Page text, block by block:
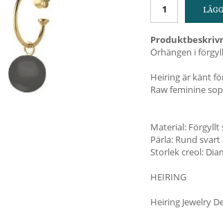
Örhängen i
Heiring är känt
Raw feminine
Material: Förgyllt
Pärla: Rund
Storlek creol:
HEIRING
Heiring Jewelry